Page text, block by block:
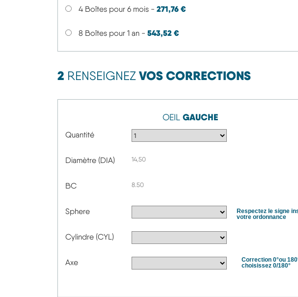
4 Boîtes pour 6 mois - 271,76 €
8 Boîtes pour 1 an - 543,52 €
2 RENSEIGNEZ VOS CORRECTIONS
OEIL GAUCHE
Quantité
Diamètre (DIA) 14,50
BC 8.50
Sphere
Respectez le signe
votre ordonnance
Cylindre (CYL)
Axe
Correction 0°ou
choisissez 0/180°